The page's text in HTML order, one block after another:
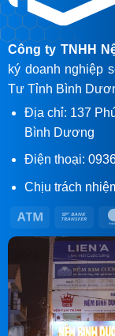
Công ty TNHH
ký doanh nghiệp
Tư Tỉnh Bình
Địa chỉ: 137
Bình Dương
Điện thoại:
Chịu trách
Atm
Bank